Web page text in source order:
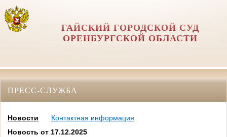
ГАЙСКИЙ ГОРОДСКОЙ СУД
ОРЕНБУРГСКОЙ ОБЛАСТИ
ПРЕСС-СЛУЖБА
Новости
Контактная информация
Новость от 17.12.2025